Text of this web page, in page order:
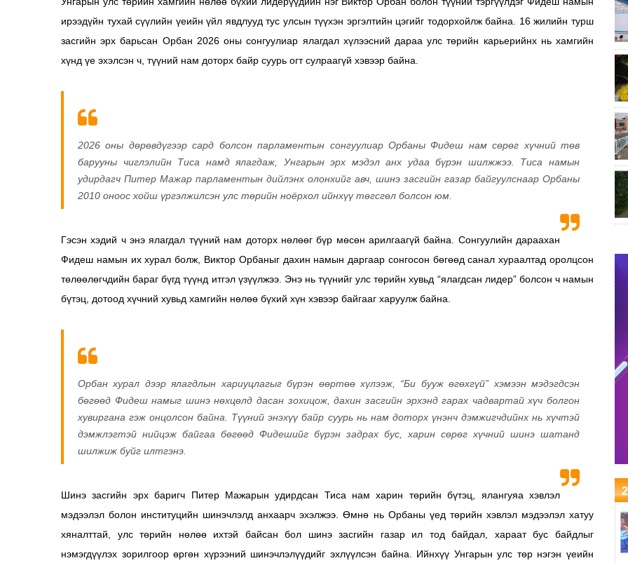
ирээдүйн тухай сүүлийн үеийн үйл явдлууд тус улсын түүхэн эргэлтийн цэгийг тодорхойлж байна. 16 жилийн турш
засгийн эрх барьсан Орбан 2026 оны сонгуулиар ялагдал хүлээсний дараа улс төрийн карьерийнх нь хамгийн
хүнд үе эхэлсэн ч, түүний нам доторх байр суурь огт сулраагүй хэвээр байна.
2026 оны дөрөвдүгээр сард болсон парламентын сонгуулиар Орбаны Фидеш нам сөрөг хүчний төв
барууны чиглэлийн Тиса намд ялагдаж, Унгарын эрх мэдэл анх удаа бүрэн шилжжээ. Тиса намын
удирдагч Питер Мажар парламентын дийлэнх олонхийг авч, шинэ засгийн газар байгуулснаар Орбаны
2010 оноос хойш үргэлжилсэн улс төрийн ноёрхол ийнхүү төгсгөл болсон юм.
Гэсэн хэдий ч энэ ялагдал түүний нам доторх нөлөөг бүр мөсөн арилгаагүй байна. Сонгуулийн дараахан
Фидеш намын их хурал болж, Виктор Орбаныг дахин намын даргаар сонгосон бөгөөд санал хураалтад оролцсон
төлөөлөгчдийн бараг бүгд түүнд итгэл үзүүлжээ. Энэ нь түүнийг улс төрийн хувьд “ялагдсан лидер” болсон ч намын
бүтэц, дотоод хүчний хувьд хамгийн нөлөө бүхий хүн хэвээр байгааг харуулж байна.
Орбан хурал дээр ялагдлын хариуцлагыг бүрэн өөртөө хүлээж, “Би бууж өгөхгүй” хэмээн мэдэгдсэн
бөгөөд Фидеш намыг шинэ нөхцөлд дасан зохицож, дахин засгийн эрхэнд гарах чадвартай хүч болгон
хувиргана гэж онцолсон байна. Түүний энэхүү байр суурь нь нам доторх үнэнч дэмжигчдийнх нь хүчтэй
дэмжлэгтэй нийцэж байгаа бөгөөд Фидешийг бүрэн задрах бус, харин сөрөг хүчний шинэ шатанд
шилжиж буйг илтгэнэ.
Шинэ засгийн эрх баригч Питер Мажарын удирдсан Тиса нам харин төрийн бүтэц, ялангуяа хэвлэл
мэдээлэл болон институцийн шинэчлэлд анхаарч эхэлжээ. Өмнө нь Орбаны үед төрийн хэвлэл мэдээлэл хатуу
хяналттай, улс төрийн нөлөө ихтэй байсан бол шинэ засгийн газар ил тод байдал, хараат бус байдлыг
нэмэгдүүлэх зорилгоор өргөн хүрээний шинэчлэлүүдийг эхлүүлсэн байна. Ийнхүү Унгарын улс төр нэгэн үеийн